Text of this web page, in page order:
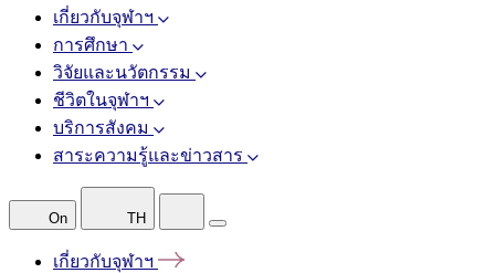
เกี่ยวกับจุฬาฯ
การศึกษา
วิจัยและนวัตกรรม
ชีวิตในจุฬาฯ
บริการสังคม
สาระความรู้และข่าวสาร
On TH
เกี่ยวกับจุฬาฯ